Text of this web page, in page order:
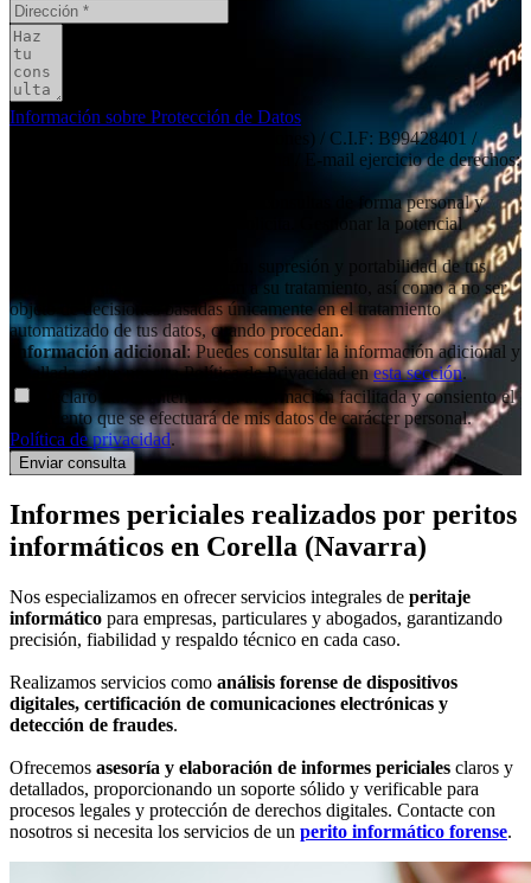
Información sobre Protección de Datos
: Social11 SL (peritaciones) / C.I.F: B99428401 /
Dirección: Independencia 19, 6º dcha / E-mail ejercicio de derechos:
: Atender las consultas de forma personal y
remitir la información que nos solicita. Gestionar la potencial
: Acceso, rectificación, supresión y portabilidad de tus
datos, de limitación y oposición a su tratamiento, así como a no ser
objeto de decisiones basadas únicamente en el tratamiento
automatizado de tus datos, cuando procedan.
Información adicional: Puedes consultar la información adicional y
detallada sobre nuestra Política de Privacidad enesta sección.
Declaro haber entendido la información facilitada y consiento el
tratamiento que se efectuará de mis datos de carácter personal.
Política de privacidad.
Informes periciales realizados por peritos
informáticos en Corella (Navarra)
Nos especializamos en ofrecer servicios integrales de peritaje
informático para empresas, particulares y abogados, garantizando
precisión, fiabilidad y respaldo técnico en cada caso.
Realizamos servicios como análisis forense de dispositivos
digitales, certificación de comunicaciones electrónicas y
detección de fraudes.
Ofrecemos asesoría y elaboración de informes periciales claros y
detallados, proporcionando un soporte sólido y verificable para
procesos legales y protección de derechos digitales. Contacte con
nosotros si necesita los servicios de un perito informático forense.